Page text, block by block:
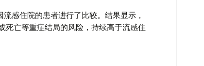
感住院的患者进行了比较。结果显示，
死亡等重症结局的风险，持续高于流感住